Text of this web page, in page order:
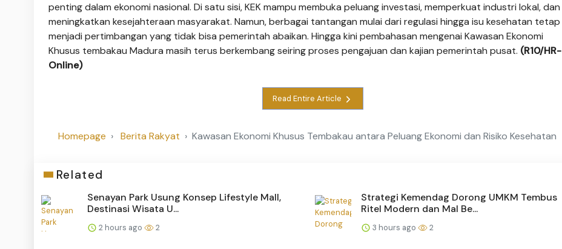
penting dalam ekonomi nasional. Di satu sisi, KEK mampu membuka peluang investasi, memperkuat industri lokal, dan
meningkatkan kesejahteraan masyarakat. Namun, berbagai tantangan mulai dari regulasi hingga isu kesehatan tetap
menjadi pertimbangan yang tidak bisa pemerintah abaikan. Hingga kini pembahasan mengenai Kawasan Ekonomi
Khusus tembakau Madura masih terus berkembang seiring proses pengajuan dan kajian pemerintah pusat. (R10/HR-
Online)
Read Entire Article
Homepage Berita Rakyat Kawasan Ekonomi Khusus Tembakau antara Peluang Ekonomi dan Risiko Kesehatan
Related
Senayan Park Usung Konsep Lifestyle Mall,
Destinasi Wisata U...
2 hours ago 2
Strategi Kemendag Dorong UMKM Tembus
Ritel Modern dan Mal Be...
3 hours ago 2